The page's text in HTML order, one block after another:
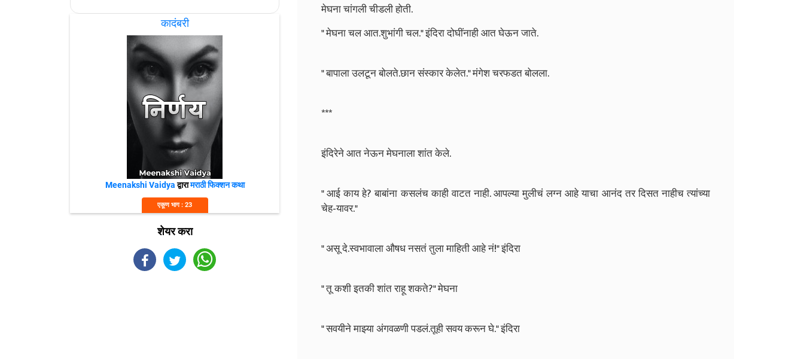
कादंबरी
Meenakshi Vaidyaद्वारामराठी फिक्शन कथा
एकूण भाग : 23
शेयर करा
मेघना चांगली चीडली होती.
" मेघना चल आत.शुभांगी चल." इंदिरा दोघींनाही आत घेऊन जाते.
" बापाला उलटून बोलते.छान संस्कार केलेत." मंगेश चरफडत बोलला.
***
इंदिरेने आत नेऊन मेघनाला शांत केले.
" आई काय हे? बाबांना कसलंच काही वाटत नाही. आपल्या मुलीचं लग्न आहे याचा आनंद तर दिसत नाहीच त्यांच्या
चेह-यावर."
" असू दे.स्वभावाला औषध नसतं तुला माहिती आहे नं!" इंदिरा
" तू कशी इतकी शांत राहू शकते?" मेघना
" सवयीने माझ्या अंगवळणी पडलं.तूही सवय करून घे." इंदिरा